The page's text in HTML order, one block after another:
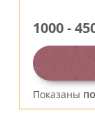
1000-
Показаны